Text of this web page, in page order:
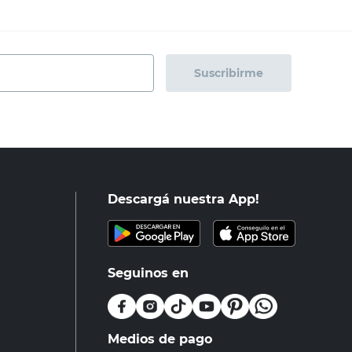
Suscribirme
Descargá nuestra App!
Seguinos en
Medios de pago